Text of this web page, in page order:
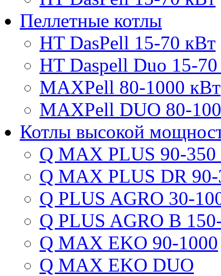
Пеллетные котлы
HT DasPell 15-70 кВт
HT Daspell Duo 15-
MAXPell 80-1000 кВт
MAXPell DUO 80-
Котлы высокой
Q MAX PLUS 90-350
Q MAX PLUS DR
Q PLUS AGRO 30-
Q PLUS AGRO B
Q MAX EKO 90-1000
Q MAX EKO DUO